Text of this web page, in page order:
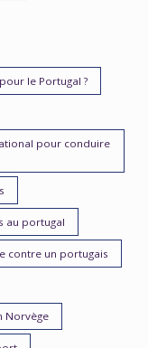
le Portugal ?
pour conduire
au portugal
contre un portugais
Norvège